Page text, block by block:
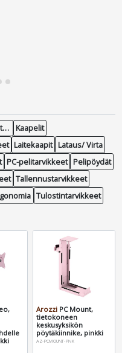
Hiirimatot/Hiirien lisätarvikkeet
Kaapelit
Laitekaapit Lataus/ Virta
PC-pelitarvikkeet Pelipöydät
Tallennustarvikkeet
Tulostintarvikkeet
ArozziPC Mount,
tietokoneen
keskusyksikön
pöytäkiinnike, pinkki
AZ-PCMOUNT-PNK